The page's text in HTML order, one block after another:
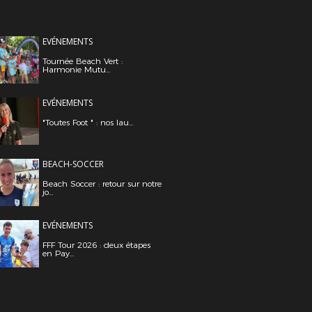
EVÉNEMENTS
Tournée Beach Vert :
Harmonie Mutu...
EVÉNEMENTS
"Toutes Foot " : nos lau...
BEACH-SOCCER
Beach Soccer : retour sur notre
jo...
EVÉNEMENTS
FFF Tour 2026 : deux étapes
en Pay...